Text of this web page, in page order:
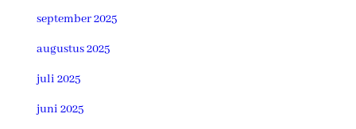
september 2025
augustus 2025
juli 2025
juni 2025